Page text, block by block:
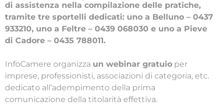
di assistenza nella compilazione delle pratiche,
tramite tre sportelli dedicati: uno a Belluno – 0437
933210, uno a Feltre – 0439 068030 e uno a Pieve
di Cadore – 0435 788011.
InfoCamere organizza un webinar gratuio per
imprese, professionisti, associazioni di categoria, etc.
dedicato all’adempimento della prima
comunicazione della titolarità effettiva.